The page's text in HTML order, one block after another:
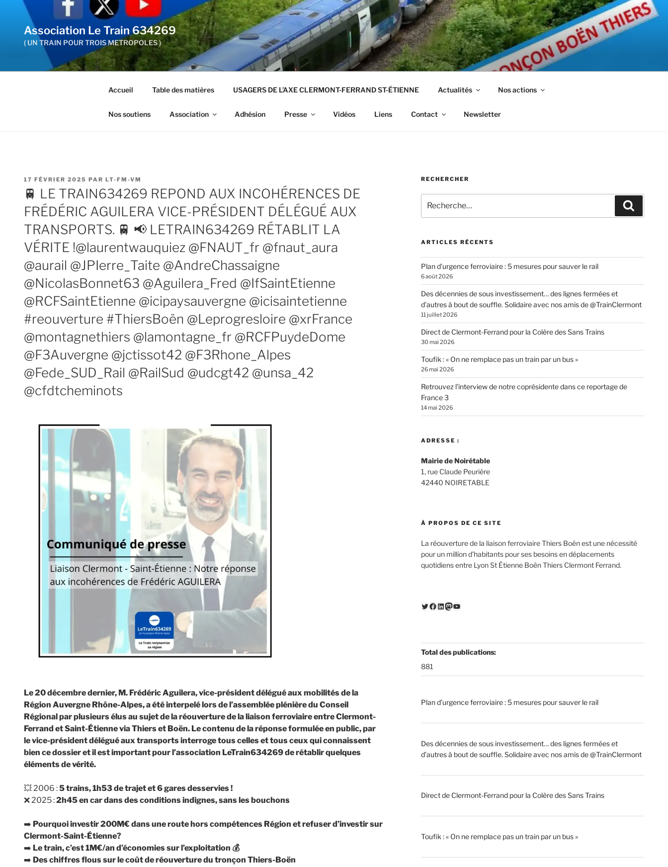
contenu
principal
Association Le Train 634269
( UN TRAIN POUR TROIS METROPOLES )
Accueil Table des matières USAGERS DE L’AXE CLERMONT-FERRAND ST-ÉTIENNE Actualités Nos actions
Nos soutiens Association Adhésion Presse Vidéos Liens Contact Newsletter
PUBLIÉ
LE
17 FÉVRIER 2025 PAR LT-FM-VM
🚆 LE TRAIN634269 REPOND AUX INCOHÉRENCES DE
FRÉDÉRIC AGUILERA VICE-PRÉSIDENT DÉLÉGUÉ AUX
TRANSPORTS. 🚆 📢 LETRAIN634269 RÉTABLIT LA
VÉRITE !@laurentwauquiez @FNAUT_fr @fnaut_aura
@aurail @JPIerre_Taite @AndreChassaigne
@NicolasBonnet63 @Aguilera_Fred @IfSaintEtienne
@RCFSaintEtienne @icipaysauvergne @icisaintetienne
#reouverture #ThiersBoën @Leprogresloire @xrFrance
@montagnethiers @lamontagne_fr @RCFPuydeDome
@F3Auvergne @jctissot42 @F3Rhone_Alpes
@Fede_SUD_Rail @RailSud @udcgt42 @unsa_42
@cfdtcheminots
Le 20 décembre dernier, M. Frédéric Aguilera, vice-président délégué aux mobilités de la
Région Auvergne Rhône-Alpes, a été interpelé lors de l’assemblée plénière du Conseil
Régional par plusieurs élus au sujet de la réouverture de la liaison ferroviaire entre Clermont-
Ferrand et Saint-Étienne via Thiers et Boën. Le contenu de la réponse formulée en public, par
le vice-président délégué aux transports interroge tous celles et tous ceux qui connaissent
bien ce dossier et il est important pour l’association LeTrain634269 de rétablir quelques
éléments de vérité.
💥 2006 :5 trains, 1h53 de trajet et 6 gares desservies !
❌ 2025 :2h45 en car dans des conditions indignes, sans les bouchons
➡️ Pourquoi investir 200M€ dans une route hors compétences Région et refuser d’investir sur
Clermont-Saint-Étienne?
➡️ Le train, c’est 1M€/an d’économies sur l’exploitation 💰
➡️ Des chiffres flous sur le coût de réouverture du tronçon Thiers-Boën
RECHERCHER
pour
:
ARTICLES RÉCENTS
Plan d’urgence ferroviaire : 5 mesures pour sauver le rail
6 août 2026
Des décennies de sous investissement… des lignes fermées et
d’autres à bout de souffle. Solidaire avec nos amis de @TrainClermont
11 juillet 2026
Direct de Clermont-Ferrand pour la Colère des Sans Trains
30 mai 2026
Toufik : « On ne remplace pas un train par un bus »
26 mai 2026
Retrouvez l’interview de notre coprésidente dans ce reportage de
France 3
14 mai 2026
ADRESSE :
Mairie de Noirétable
1, rue Claude Peurière
42440 NOIRETABLE
À PROPOS DE CE SITE
La réouverture de la liaison ferroviaire Thiers Boën est une nécessité
pour un million d’habitants pour ses besoins en déplacements
quotidiens entre Lyon St Étienne Boën Thiers Clermont Ferrand.
Twitter
Facebook
LinkedIn
Mastodon
YouTube
Total des publications:
881
Plan d’urgence ferroviaire : 5 mesures pour sauver le rail
Des décennies de sous investissement… des lignes fermées et
d’autres à bout de souffle. Solidaire avec nos amis de @TrainClermont
Direct de Clermont-Ferrand pour la Colère des Sans Trains
Toufik : « On ne remplace pas un train par un bus »